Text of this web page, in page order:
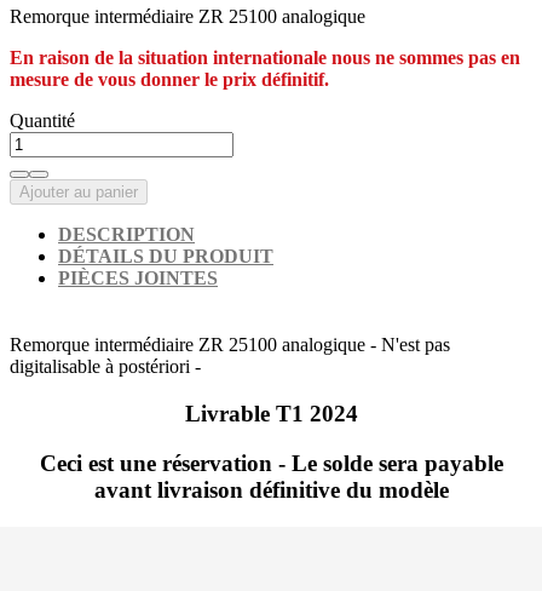
Remorque intermédiaire ZR 25100 analogique
En raison de la situation internationale nous ne sommes pas en
mesure de vous donner le prix définitif.
Quantité
Ajouter au panier
DESCRIPTION
DÉTAILS DU PRODUIT
PIÈCES JOINTES
Remorque intermédiaire ZR 25100 analogique - N'est pas
digitalisable à postériori -
Livrable T1 2024
Ceci est une réservation - Le solde sera payable
avant livraison définitive du modèle